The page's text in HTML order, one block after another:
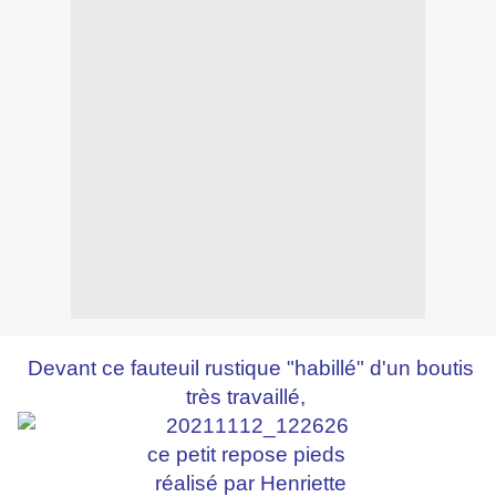
Devant ce fauteuil rustique "habillé" d'un boutis
très travaillé,
ce petit repose pieds
réalisé par Henriette